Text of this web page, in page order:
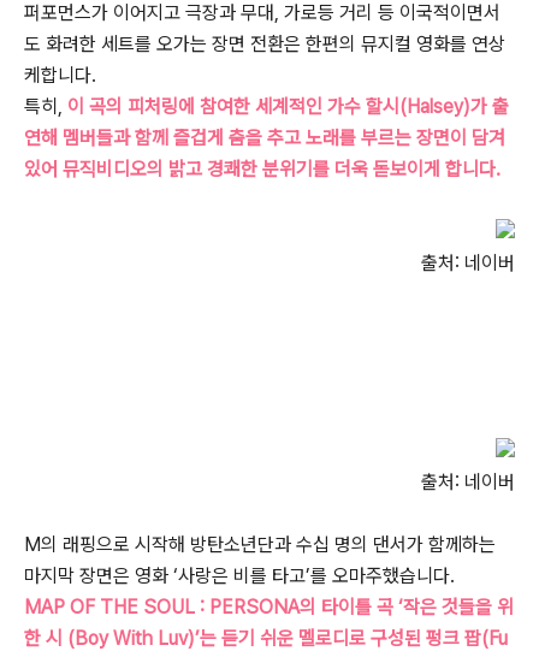
퍼포먼스가 이어지고 극장과 무대, 가로등 거리 등 이국적이면서
도 화려한 세트를 오가는 장면 전환은 한편의 뮤지컬 영화를 연상
케합니다.
특히, 이 곡의 피처링에 참여한 세계적인 가수 할시(Halsey)가 출
연해 멤버들과 함께 즐겁게 춤을 추고 노래를 부르는 장면이 담겨
있어 뮤직비디오의 밝고 경쾌한 분위기를 더욱 돋보이게 합니다.
출처: 네이버
출처: 네이버
M의 래핑으로 시작해 방탄소년단과 수십 명의 댄서가 함께하는
마지막 장면은 영화 ‘사랑은 비를 타고’를 오마주했습니다.
MAP OF THE SOUL : PERSONA의 타이틀 곡 ‘작은 것들을 위
한 시 (Boy With Luv)’는 듣기 쉬운 멜로디로 구성된 펑크 팝(Fu